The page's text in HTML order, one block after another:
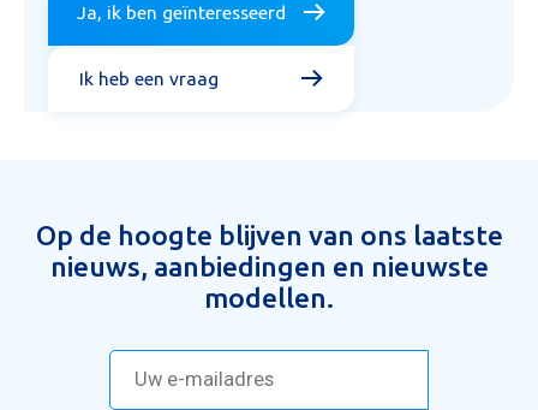
Ja, ik ben geïnteresseerd
Ik heb een vraag
Op de hoogte blijven van ons laatste
nieuws, aanbiedingen en nieuwste
modellen.